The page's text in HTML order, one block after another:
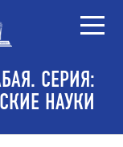
СЕРИЯ:
НАУКИ